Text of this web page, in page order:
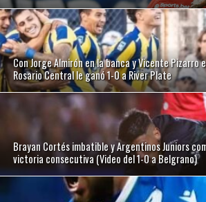
Con Jorge Almirón en la banca y Vicente Pizarro
Rosario Central le ganó 1-0 a River Plate
Brayan Cortés imbatible y Argentinos Juniors
victoria consecutiva (Video del 1-0 a Belgrano)